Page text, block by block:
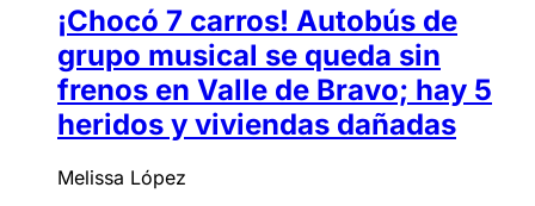
¡Chocó 7 carros! Autobús de
grupo musical se queda sin
frenos en Valle de Bravo; hay 5
heridos y viviendas dañadas
Melissa López